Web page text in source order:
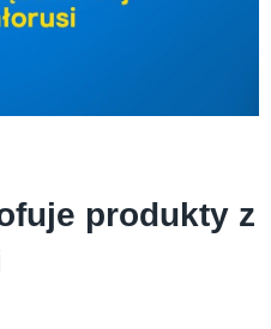
produkty z